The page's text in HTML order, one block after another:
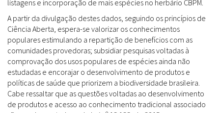
listagens e incorporação de mais espécies no herbário CBPM.
A partir da divulgação destes dados, seguindo os princípios de
Ciência Aberta, espera-se valorizar os conhecimentos
populares estimulando a repartição de benefícios com as
comunidades provedoras; subsidiar pesquisas voltadas à
comprovação dos usos populares de espécies ainda não
estudadas e encorajar o desenvolvimento de produtos e
políticas de saúde que priorizem a biodiversidade brasileira.
Cabe ressaltar que as questões voltadas ao desenvolvimento
de produtos e acesso ao conhecimento tradicional associado